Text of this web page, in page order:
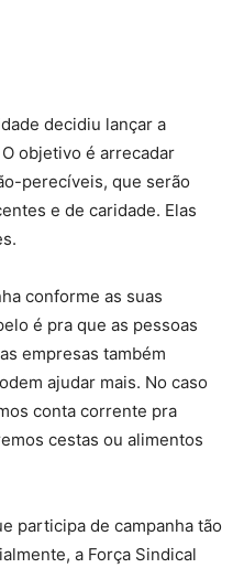
decidiu lançar a
O objetivo é arrecadar
perecíveis, que serão
e de caridade. Elas
conforme as suas
é pra que as pessoas
empresas também
ajudar mais. No caso
conta corrente pra
cestas ou alimentos
participa de campanha tão
a Força Sindical